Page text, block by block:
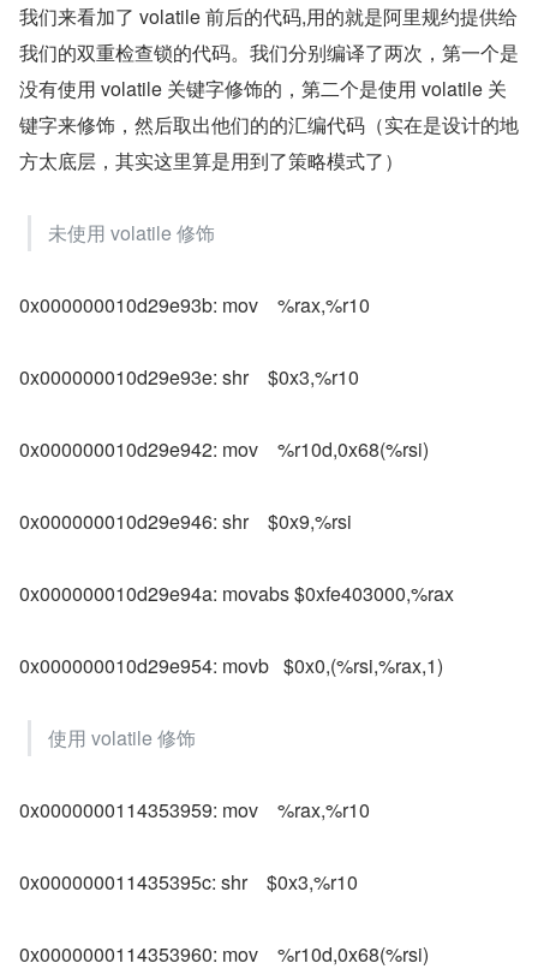
我们来看加了 volatile 前后的代码,用的就是阿里规约提供给
我们的双重检查锁的代码。我们分别编译了两次，第一个是
没有使用 volatile 关键字修饰的，第二个是使用 volatile 关
键字来修饰，然后取出他们的的汇编代码（实在是设计的地
方太底层，其实这里算是用到了策略模式了）
未使用 volatile 修饰
0x000000010d29e93b: mov    %rax,%r10
0x000000010d29e93e: shr    $0x3,%r10
0x000000010d29e942: mov    %r10d,0x68(%rsi)
0x000000010d29e946: shr    $0x9,%rsi
0x000000010d29e94a: movabs $0xfe403000,%rax
0x000000010d29e954: movb   $0x0,(%rsi,%rax,1)
使用 volatile 修饰
0x0000000114353959: mov    %rax,%r10
0x000000011435395c: shr    $0x3,%r10
0x0000000114353960: mov    %r10d,0x68(%rsi)